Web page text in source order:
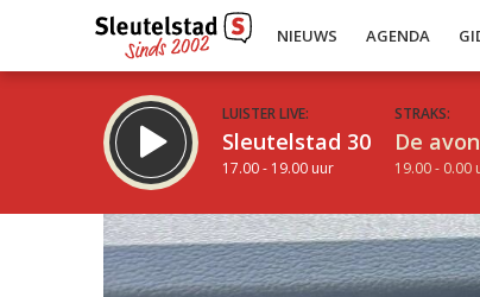
NIEUWS AGENDA
LUISTER LIVE:
Sleutelstad 30
17.00 - 19.00 uur
STRAKS:
De
19.00 - 0.00